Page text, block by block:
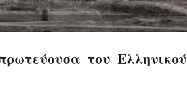
του Ελληνικού